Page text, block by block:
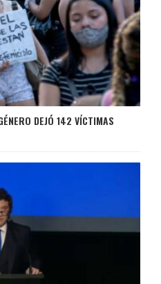
DEJÓ 142 VÍCTIMAS